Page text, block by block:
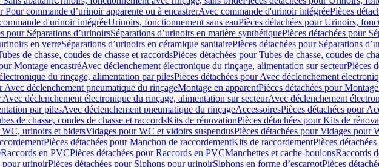
Pour commande d’urinoir apparente ou à encastrerAvec commande d'urinoir intégréePièces
d'urinoir intégréeUrinoirs, fonctionnement sans eauPièces détachées pour Urinoirs,
pour Séparations d’urinoirsSéparations d’urinoirs en matière synthétiquePièces détachées pour
en verreSéparations d’urinoirs en céramique sanitairePièces détachées pour Séparations
de chasse, coudes de chasse et raccordsPièces détachées pour Tubes de chasse, coudes de
Montage encastréAvec déclenchement électronique du rinçage, alimentation sur secteurPièces
du rinçage, alimentation par pilesPièces détachées pour Avec déclenchement
Avec déclenchement pneumatique du rinçageMontage en apparentPièces détachées pour
Avec déclenchement électronique du rinçage, alimentation sur secteurAvec déclenchement
par pilesAvec déclenchement pneumatique du rinçageAccessoiresPièces détachées pour
de chasse, coudes de chasse et raccordsKits de rénovationPièces détachées pour Kits de
WC, urinoirs et bidetsVidages pour WC et vidoirs suspendusPièces détachées pour Vidages pour
Pièces détachées pour Manchon de raccordementKits de raccordementPièces
Raccords en PVCPièces détachées pour Raccords en PVCManchettes et cache-boulonsRaccords
pour urinoirPièces détachées pour Siphons pour urinoirSiphons en forme d’escargotPièces